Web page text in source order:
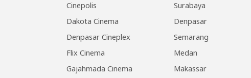
Cinepolis
Dakota Cinema
Denpasar Cineplex
Flix Cinema
Gajahmada Cinema
Surabaya
Denpasar
Semarang
Medan
Makassar